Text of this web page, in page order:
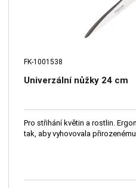
FK-1001538
Univerzální nůžky 24 cm
Pro střihání květin a rostlin.
tak, aby vyhovovala